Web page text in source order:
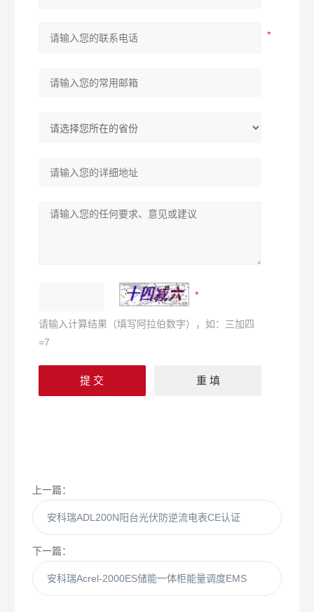
请输入计算结果（填写阿拉伯数字），如：三加四
=7
上一篇：
安科瑞ADL200N阳台光伏防逆流电表CE认证
下一篇：
安科瑞Acrel-2000ES储能一体柜能量调度EMS